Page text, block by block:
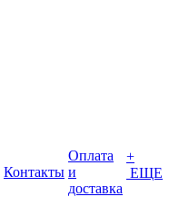
Контакты
Оплата
и
доставка
+
ЕЩЕ